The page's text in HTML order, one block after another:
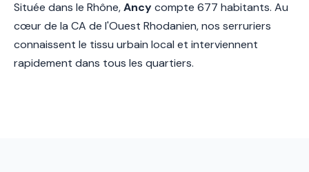
Située dans le Rhône,Ancycompte 677 habitants. Au
cœur de la CA de l'Ouest Rhodanien, nos serruriers
connaissent le tissu urbain local et interviennent
rapidement dans tous les quartiers.